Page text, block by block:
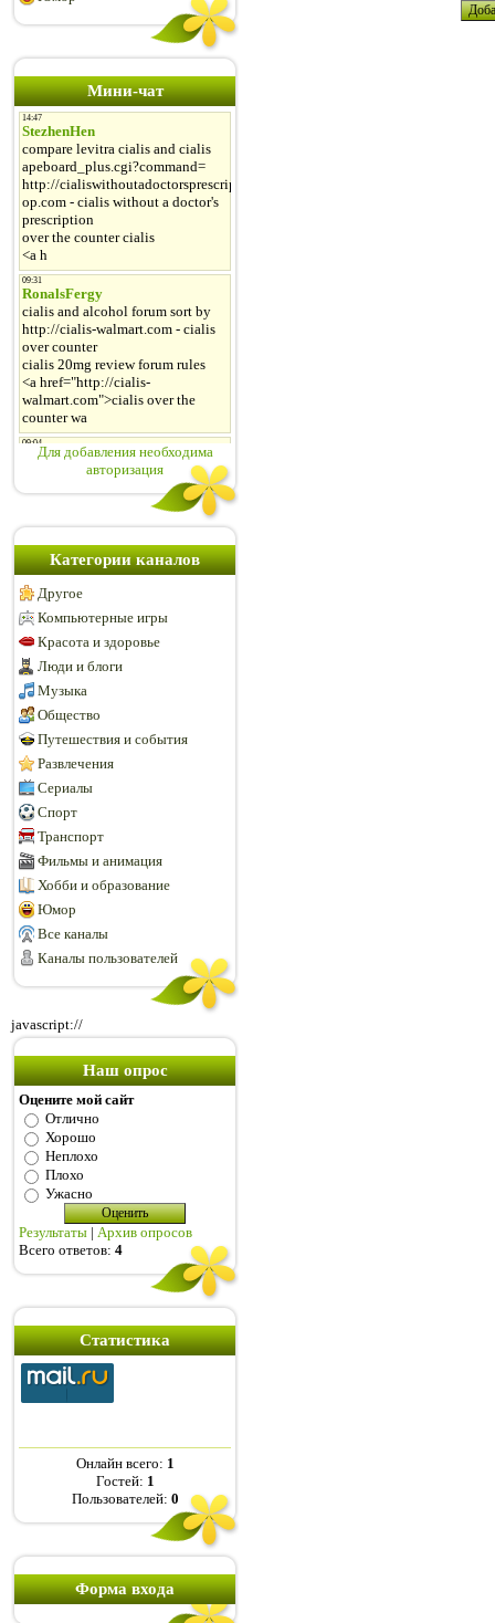
Мини-чат
Для добавления необходима
авторизация
Категории каналов
Другое
Компьютерные игры
Красота и здоровье
Люди и блоги
Музыка
Общество
Путешествия и события
Развлечения
Сериалы
Спорт
Транспорт
Фильмы и анимация
Хобби и образование
Юмор
Все каналы
Каналы пользователей
javascript://
Наш опрос
Оцените мой сайт
Отлично
Хорошо
Неплохо
Плохо
Ужасно
Результаты | Архив опросов
Всего ответов: 4
Статистика
Онлайн всего: 1
Гостей: 1
Пользователей: 0
Форма входа